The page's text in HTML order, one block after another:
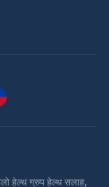
हेल्थ ग्रुप हेल्थ सलाह,